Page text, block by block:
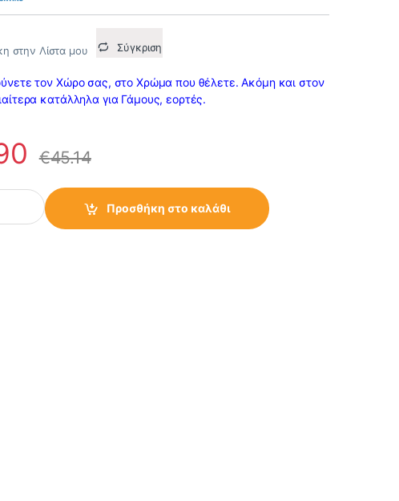
στην Λίστα μου Σύγκριση
τον Χώρο σας, στο Χρώμα που θέλετε. Ακόμη και στον
κατάλληλα για Γάμους, εορτές.
€45.14
Ελλειπτική 32X 25X17 LED RGB 1W IP67 Επαναφορτιζόμενο
Προσθήκη στο καλάθι